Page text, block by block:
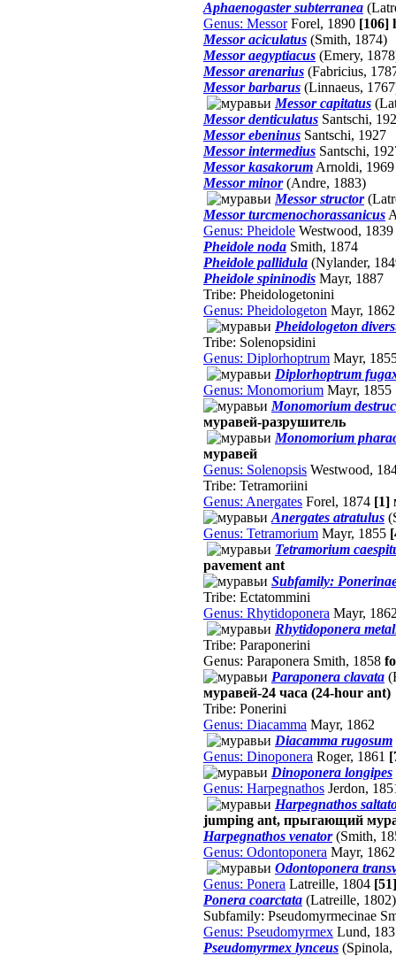
Aphaenogaster subterranea
Genus: MessorForel, 1890 [106]
Messor aciculatus (Smith, 1874)
Messor aegyptiacus (Emery,
Messor arenarius (Fabricius,
Messor barbarus (Linnaeus,
Messor capitatus
Messor denticulatus Santschi,
Messor ebeninus Santschi, 1927
Messor intermedius Santschi,
Messor kasakorum Arnoldi, 1969
Messor minor(Andre, 1883)
Messor structor
Messor turcmenochorassanicus
Genus: Pheidole Westwood, 1839
Pheidole noda Smith, 1874
Pheidole pallidula (Nylander,
Pheidole spininodis Mayr, 1887
Tribe: Pheidologetonini
Genus: Pheidologeton Mayr, 1862
Pheidologeton
Tribe: Solenopsidini
Genus: Diplorhoptrum Mayr,
Diplorhoptrum
Genus: Monomorium Mayr, 1855
Monomorium
муравей-разрушитель
Monomorium
муравей
Genus: Solenopsis Westwood,
Tribe: Tetramoriini
Genus: Anergates Forel, 1874 [1]
Anergates atratulus
Genus: Tetramorium Mayr, 1855
Tetramorium
pavement ant
Subfamily:
Tribe: Ectatommini
Genus: Rhytidoponera Mayr,
Rhytidoponera
Tribe: Paraponerini
Genus: Paraponera Smith, 1858
Paraponera clavata
муравей-24 часа (24-hour ant)
Tribe: Ponerini
Genus: Diacamma Mayr, 1862
Diacamma rugosum
Genus: Dinoponera Roger, 1861
Dinoponera longipes
Genus: Harpegnathos Jerdon,
Harpegnathos
jumping ant, прыгающий
Harpegnathos venator(Smith,
Genus: Odontoponera Mayr, 1862
Odontoponera
Genus: Ponera Latreille, 1804 [51]
Ponera coarctata (Latreille, 1802)
Subfamily: Pseudomyrmecinae
Genus: Pseudomyrmex Lund,
Pseudomyrmex lynceus (Spinola,